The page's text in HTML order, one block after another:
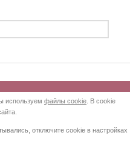
используем файлы cookie . В cookie
отключите cookie в настройках